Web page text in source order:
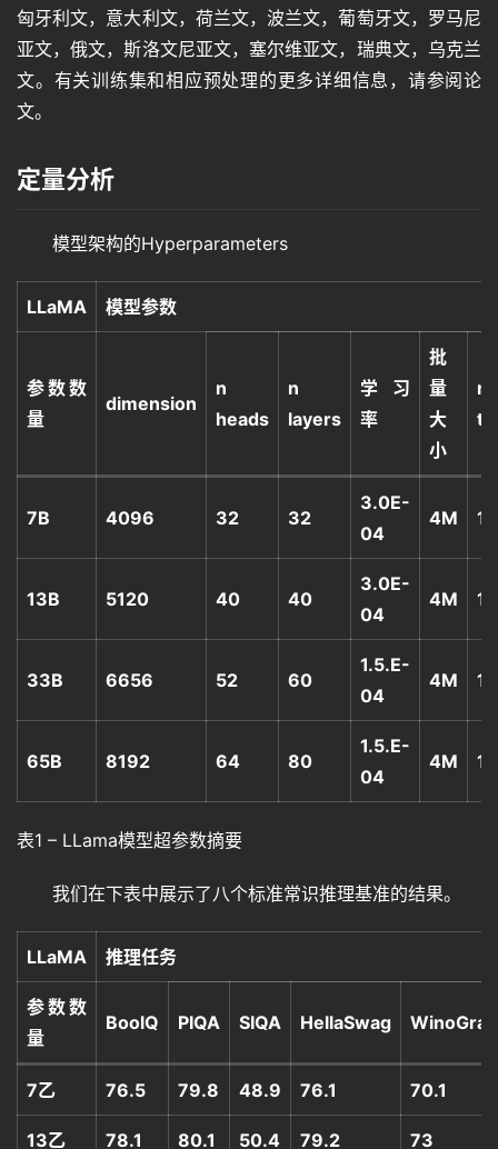
教
程
其
源
问
答
免
匈牙利文，意大利文，荷兰文，波兰文，葡萄牙文，罗马尼
亚文，俄文，斯洛文尼亚文，塞尔维亚文，瑞典文，乌克兰
文。有关训练集和相应预处理的更多详细信息，请参阅论
文。
定量分析
模型架构的Hyperparameters
LLaMA 模型参数
参数数
量
dimension
n
heads
n
layers
学习
率
批
量
大
小
n
7B 4096 32 32
3.0E-
04
4M 1T
13B 5120 40 40
3.0E-
04
4M 1T
33B 6656 52 60
1.5.E-
04
4M
65B 8192 64 80
1.5.E-
04
4M
表1 – LLama模型超参数摘要
我们在下表中展示了八个标准常识推理基准的结果。
LLaMA 推理任务
参数数
量
BoolQ PIQA SIQA HellaSwag
7乙 76.5 79.8 48.9 76.1 70.1
13乙 78.1 80.1 50.4 79.2 73